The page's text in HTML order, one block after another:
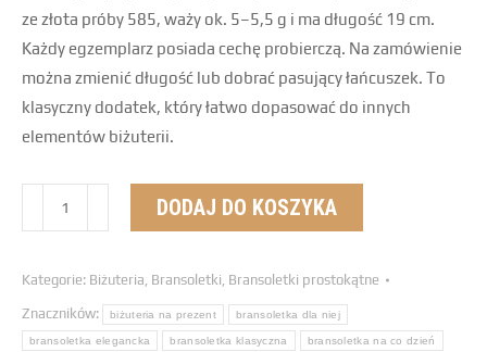
ze złota próby 585, waży ok. 5–5,5 g i ma długość 19 cm.
Każdy egzemplarz posiada cechę probierczą. Na zamówienie
można zmienić długość lub dobrać pasujący łańcuszek. To
klasyczny dodatek, który łatwo dopasować do innych
elementów biżuterii.
DODAJ DO KOSZYKA
Kategorie: Biżuteria, Bransoletki, Bransoletki prostokątne
Znaczników: biżuteria na prezent bransoletka dla niej
bransoletka elegancka bransoletka klasyczna bransoletka na co dzień